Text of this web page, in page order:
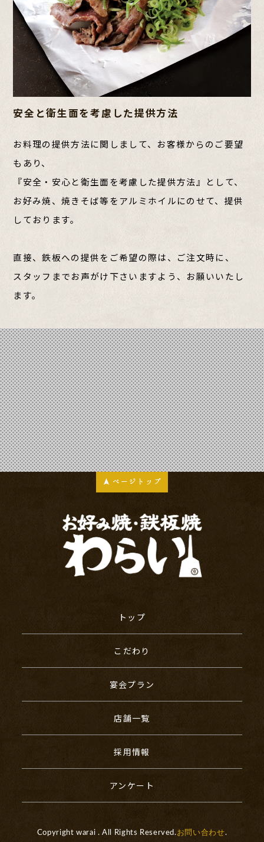
安全と衛生面を考慮した提供方法
お料理の提供方法に関しまして、お客様からのご要望
もあり、
『安全・安心と衛生面を考慮した提供方法』として、
お好み焼、焼きそば等をアルミホイルにのせて、提供
しております。
直接、鉄板への提供をご希望の際は、ご注文時に、
スタッフまでお声がけ下さいますよう、お願いいたし
ます。
トップ
こだわり
宴会プラン
店舗一覧
採用情報
アンケート
Copyright warai . All Rights Reserved.お問い合わせ.